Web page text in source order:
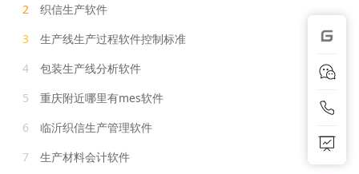
2
织信生产软件
3
生产线生产过程软件控制标准
4
包装生产线分析软件
5
重庆附近哪里有mes软件
6
临沂织信生产管理软件
7
生产材料会计软件